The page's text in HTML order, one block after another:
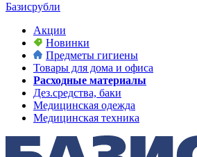
Базисрубли
Акции
Новинки
Предметы гигиены
Товары для дома и офиса
Расходные материалы
Дез.средства, баки
Медицинская одежда
Медицинская техника